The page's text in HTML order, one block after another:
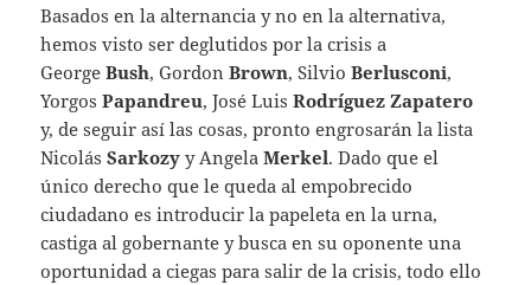
Basados en la alternancia y no en la alternativa,
hemos visto ser deglutidos por la crisis a
GeorgeBush, GordonBrown, SilvioBerlusconi,
YorgosPapandreu, José Luis Rodríguez Zapatero
y, de seguir así las cosas, pronto engrosarán la lista
NicolásSarkozy y AngelaMerkel. Dado que el
único derecho que le queda al empobrecido
ciudadano es introducir la papeleta en la urna,
castiga al gobernante y busca en su oponente una
oportunidad a ciegas para salir de la crisis, todo ello